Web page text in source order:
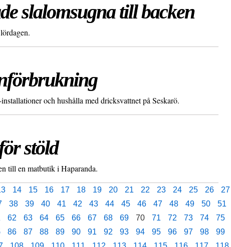
slalomsugna till backen
och hushålla med dricksvattnet på Seskarö.
stöld
till en matbutik i Haparanda.
14 15 16 17 18 19 20 21 22 23 24 25 26
27
38 39 40 41 42 43 44 45 46 47 48 49 50
51
62 63 64 65 66 67 68 69 70 71 72 73 74
75
86 87 88 89 90 91 92 93 94 95 96 97 98
99